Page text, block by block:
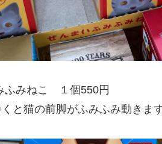
ふみねこ １個550円
と猫の前脚がふみふみ動きま